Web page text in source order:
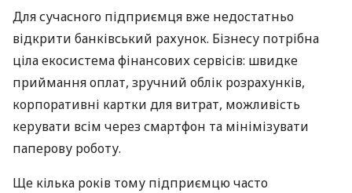
Для сучасного підприємця вже недостатньо
відкрити банківський рахунок. Бізнесу потрібна
ціла екосистема фінансових сервісів: швидке
приймання оплат, зручний облік розрахунків,
корпоративні картки для витрат, можливість
керувати всім через смартфон та мінімізувати
паперову роботу.
Ще кілька років тому підприємцю часто